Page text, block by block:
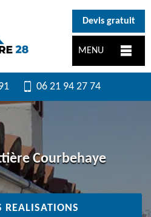
Devis gratuit
MENU
06 21 94 27 74
Courbehaye
REALISATIONS